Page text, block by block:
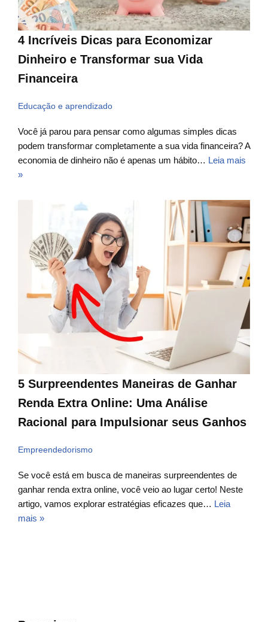
4 Incríveis Dicas para Economizar
Dinheiro e Transformar sua Vida
Financeira
Educação e aprendizado
Você já parou para pensar como algumas simples dicas
podem transformar completamente a sua vida financeira? A
economia de dinheiro não é apenas um hábito… Leia mais
»
5 Surpreendentes Maneiras de Ganhar
Renda Extra Online: Uma Análise
Racional para Impulsionar seus Ganhos
Empreendedorismo
Se você está em busca de maneiras surpreendentes de
ganhar renda extra online, você veio ao lugar certo! Neste
artigo, vamos explorar estratégias eficazes que… Leia
mais »